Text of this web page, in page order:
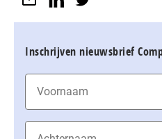
Inschrijven nieuwsbrief